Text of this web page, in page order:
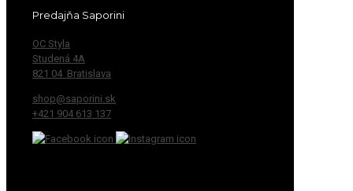
Predajňa Saporini
OC Styla
Studená 4A
821 04 Bratislava
shop@saporini.sk
+421 904 613 137